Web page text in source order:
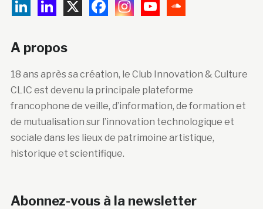
A propos
18 ans après sa création, le Club Innovation & Culture
CLIC est devenu la principale plateforme
francophone de veille, d’information, de formation et
de mutualisation sur l’innovation technologique et
sociale dans les lieux de patrimoine artistique,
historique et scientifique.
Abonnez-vous à la newsletter